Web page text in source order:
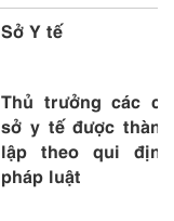
Sở Y tế
Thủ trưởng các cơ
sở y tế được thành
lập theo qui định
pháp luật